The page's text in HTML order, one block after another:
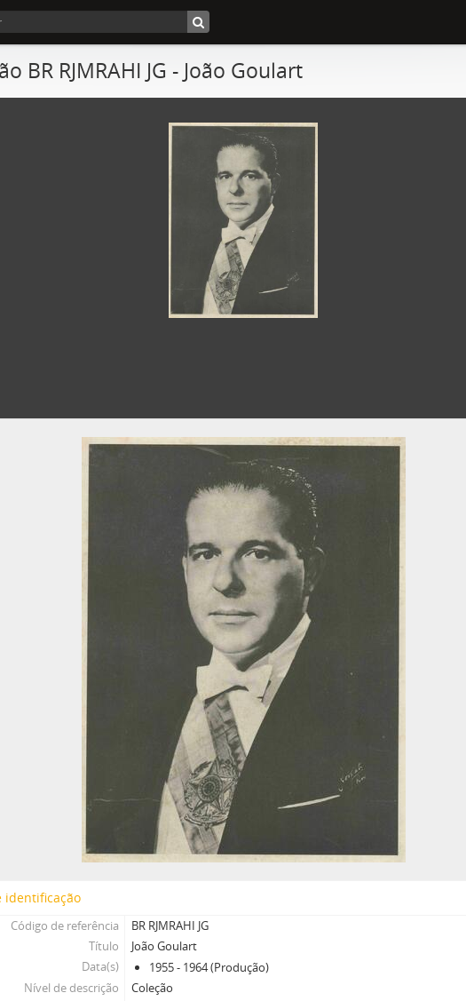
BR RJMRAHI JG - João Goulart
identificação
Código de referência
BR RJMRAHI JG
Título
João Goulart
Data(s)
1955 - 1964 (Produção)
Nível de descrição
Coleção